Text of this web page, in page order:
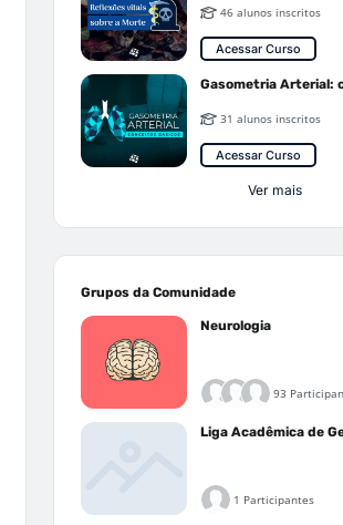
46 alunos inscritos
Acessar Curso
Gasometria Arterial:
31 alunos inscritos
Acessar Curso
Ver mais
Grupos da Comunidade
Neurologia
93
1 Participantes